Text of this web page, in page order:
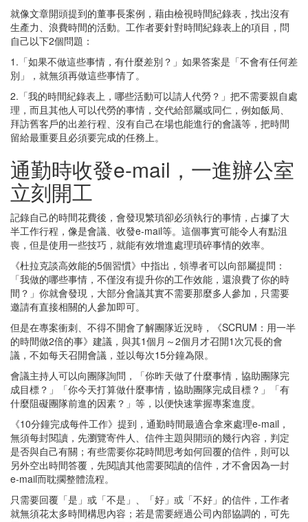
就像文章開頭提到的董事長案例，藉由檢視時間紀錄表，找出沒有
生產力、浪費時間的活動。工作者要針對時間紀錄表上的項目，問
自己以下2個問題：
1.「如果不做這些事情，有什麼差別？」如果答案是「不會有任何差
別」，就無須再做這些事情了。
2.「我的時間紀錄表上，哪些活動可以請人代勞？」把不需要親自處
理，而且其他人可以代勞的事情，交代給部屬或同仁，例如飯局、
拜訪舊客戶的出差行程、沒有自己在場也能進行的會議等，把時間
留給最重要且必須要完成的任務上。
通勤時收發e-mail，一進辦公室
立刻開工
記錄自己的時間花費後，會發現繁瑣卻必須執行的事情，占據了大
半工作行程，像是會議、收發e-mail等。這個事實可能令人有點沮
喪，但是使用一些技巧，就能有效增進處理瑣碎事情的效率。
《杜拉克談高效能的5個習慣》中指出，領導者可以向部屬提問：
「我做的哪些事情，不僅沒有提升你的工作效能，還浪費了你的時
間？」你就會發現，大部分會議其實不需要那麼多人參加，只需要
邀請有直接相關的人參加即可。
但是在專案衝刺、不得不開會了解團隊近況時，《SCRUM：用一半
的時間做2倍的事》建議，與其1個月～2個月才召開1次冗長的會
議，不如每天召開會議，並以每次15分鐘為限。
會議主持人可以向團隊詢問，「你昨天做了什麼事情，協助團隊完
成目標？」「你今天打算做什麼事情，協助團隊完成目標？」「有
什麼阻礙團隊前進的因素？」等，以便快速掌握專案進度。
《10分鐘完成每件工作》提到，通勤時間最適合拿來處理e-mail，
無須每封閱讀，先瀏覽寄件人、信件主題與開頭的幾行內容，判定
是否與自己有關；有些需要你花時間思考如何回覆的信件，則可以
另外空出時間答覆，先閱讀其他需要閱讀的信件，才不會因為一封
e-mail而耽擱整體流程。
只需要回覆「是」或「不是」、「好」或「不好」的信件，工作者
就無須花太多時間構思內容；若是需要經過公司內部協調的，可先